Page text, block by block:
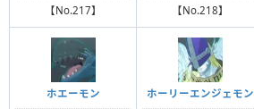
【No.217】 【No.218】
ホエーモン ホーリーエンジェモン